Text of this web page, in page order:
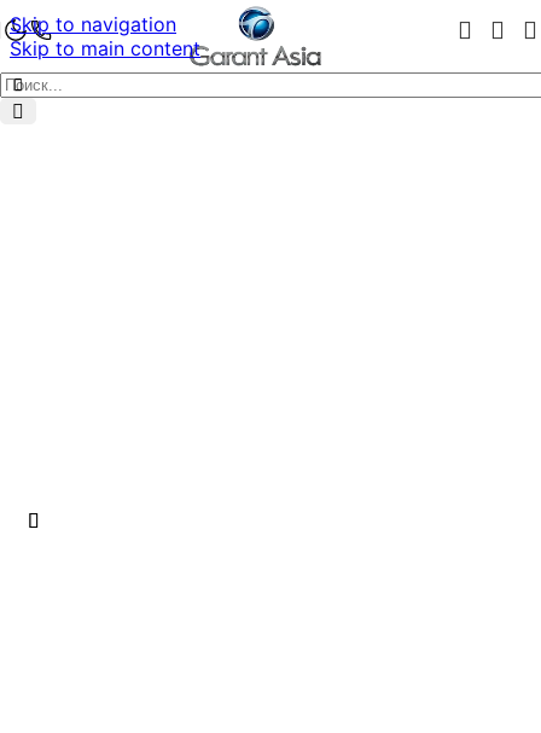
Skip to navigation
Skip to main content